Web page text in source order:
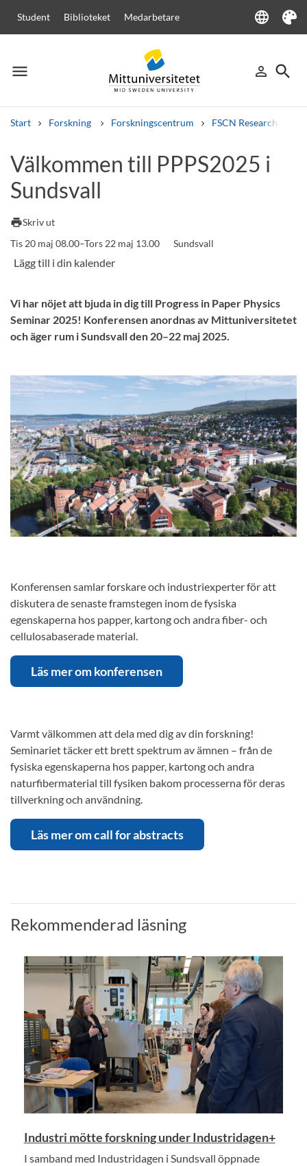
Student Biblioteket Medarbetare language
Language
Tema
menu
Meny person_outline
Logga in
search
Sök
Start Forskning Forskningscentrum FSCN Research
Andra söktjänster
Kurser och program
Välkommen till PPPS2025 i
Sundsvall
printSkriv ut
Tis 20 maj 08.00–Tors 22 maj 13.00
Sundsvall
Vi har nöjet att bjuda in dig till Progress in Paper Physics
Seminar 2025! Konferensen anordnas av Mittuniversitetet
och äger rum i Sundsvall den 20–22 maj 2025.
Konferensen samlar forskare och industriexperter för att
diskutera de senaste framstegen inom de fysiska
egenskaperna hos papper, kartong och andra fiber- och
cellulosabaserade material.
Läs mer om konferensen
Varmt välkommen att dela med dig av din forskning!
Seminariet täcker ett brett spektrum av ämnen – från de
fysiska egenskaperna hos papper, kartong och andra
naturfibermaterial till fysiken bakom processerna för deras
tillverkning och användning.
Läs mer om call for abstracts
Rekommenderad läsning
Industri mötte forskning under Industridagen+
I samband med Industridagen i Sundsvall öppnade